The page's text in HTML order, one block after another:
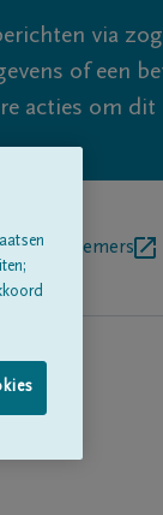
via
of een
acties om dit